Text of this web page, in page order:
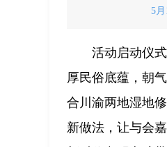
5
活动启动仪
厚民俗底蕴，朝
合川渝两地湿地
新做法，让与会